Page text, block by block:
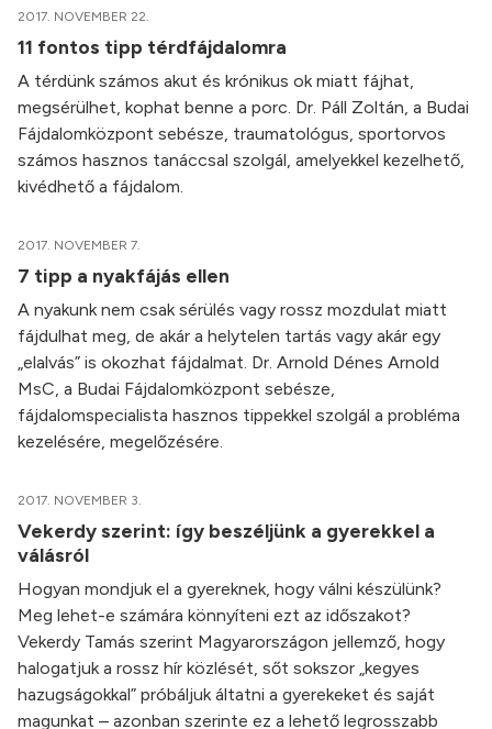
2017. NOVEMBER 22.
11 fontos tipp térdfájdalomra
A térdünk számos akut és krónikus ok miatt fájhat,
megsérülhet, kophat benne a porc. Dr. Páll Zoltán, a Budai
Fájdalomközpont sebésze, traumatológus, sportorvos
számos hasznos tanáccsal szolgál, amelyekkel kezelhető,
kivédhető a fájdalom.
2017. NOVEMBER 7.
7 tipp a nyakfájás ellen
A nyakunk nem csak sérülés vagy rossz mozdulat miatt
fájdulhat meg, de akár a helytelen tartás vagy akár egy
„elalvás” is okozhat fájdalmat. Dr. Arnold Dénes Arnold
MsC, a Budai Fájdalomközpont sebésze,
fájdalomspecialista hasznos tippekkel szolgál a probléma
kezelésére, megelőzésére.
2017. NOVEMBER 3.
Vekerdy szerint: így beszéljünk a gyerekkel a
válásról
Hogyan mondjuk el a gyereknek, hogy válni készülünk?
Meg lehet-e számára könnyíteni ezt az időszakot?
Vekerdy Tamás szerint Magyarországon jellemző, hogy
halogatjuk a rossz hír közlését, sőt sokszor „kegyes
hazugságokkal” próbáljuk áltatni a gyerekeket és saját
magunkat – azonban szerinte ez a lehető legrosszabb